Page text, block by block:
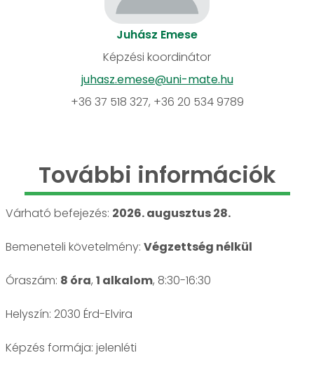
Juhász Emese
Képzési koordinátor
juhasz.emese@uni-mate.hu
+36 37 518 327, +36 20 534 9789
További információk
Várható befejezés: 2026. augusztus 28.
Bemeneteli követelmény: Végzettség nélkül
Óraszám: 8 óra, 1 alkalom, 8:30-16:30
Helyszín: 2030 Érd-Elvira
jelenléti